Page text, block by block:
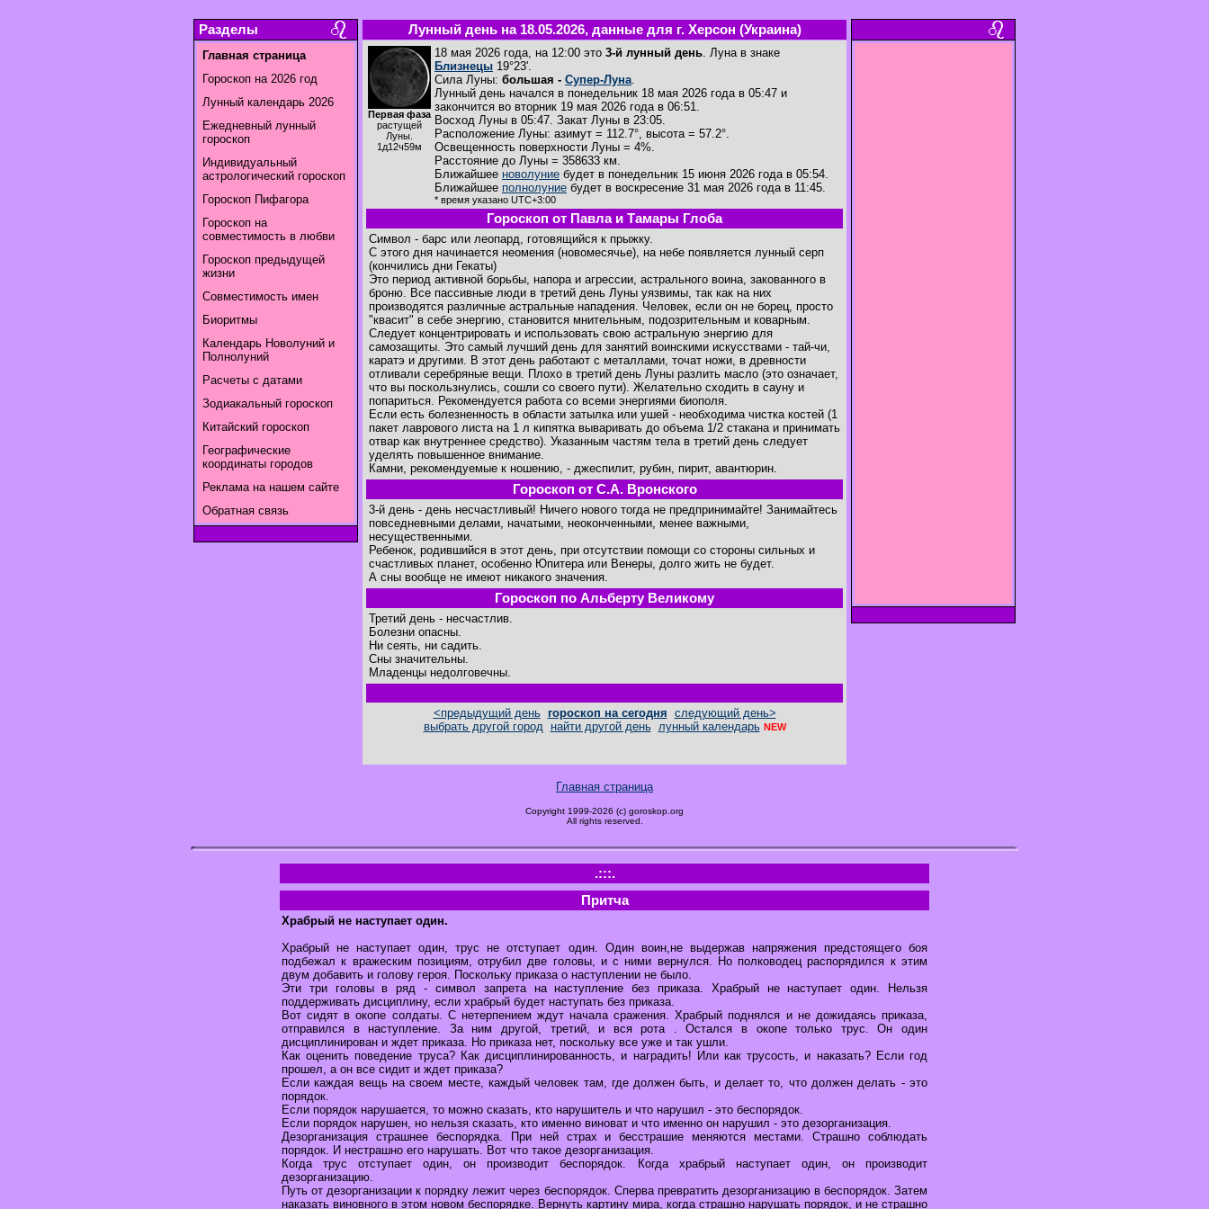
Разделы
Главная страница
Гороскоп на 2026 год
Лунный календарь 2026
Ежедневный лунный
гороскоп
Индивидуальный
астрологический гороскоп
Гороскоп Пифагора
Гороскоп на
совместимость в любви
Гороскоп предыдущей
жизни
Совместимость имен
Биоритмы
Календарь Новолуний и
Полнолуний
Расчеты с датами
Зодиакальный гороскоп
Китайский гороскоп
Географические
координаты городов
Реклама на нашем сайте
Обратная связь
Лунный день на 18.05.2026, данные для г. Херсон (Украина)
Первая фаза
растущей
Луны.
1д12ч59м
18 мая 2026 года, на 12:00 это 3-й лунный день. Луна в знаке
Близнецы 19°23'.
Сила Луны: большая - Супер-Луна.
Лунный день начался в понедельник 18 мая 2026 года в 05:47 и
закончится во вторник 19 мая 2026 года в 06:51.
Восход Луны в 05:47. Закат Луны в 23:05.
Расположение Луны: азимут = 112.7°, высота = 57.2°.
Освещенность поверхности Луны = 4%.
Расстояние до Луны = 358633 км.
Ближайшее новолуние будет в понедельник 15 июня 2026 года в 05:54.
Ближайшее полнолуние будет в воскресение 31 мая 2026 года в 11:45.
* время указано UTC+3:00
Гороскоп от Павла и Тамары Глоба
Символ - барс или леопард, готовящийся к прыжку.
С этого дня начинается неомения (новомесячье), на небе появляется лунный серп
(кончились дни Гекаты)
Это период активной борьбы, напора и агрессии, астрального воина, закованного в
броню. Все пассивные люди в третий день Луны уязвимы, так как на них
производятся различные астральные нападения. Человек, если он не борец, просто
"квасит" в себе энергию, становится мнительным, подозрительным и коварным.
Следует концентрировать и использовать свою астральную энергию для
самозащиты. Это самый лучший день для занятий воинскими искусствами - тай-чи,
каратэ и другими. В этот день работают с металлами, точат ножи, в древности
отливали серебряные вещи. Плохо в третий день Луны разлить масло (это означает,
что вы поскользнулись, сошли со своего пути). Желательно сходить в сауну и
попариться. Рекомендуется работа со всеми энергиями биополя.
Если есть болезненность в области затылка или ушей - необходима чистка костей (1
пакет лаврового листа на 1 л кипятка вываривать до объема 1/2 стакана и принимать
отвар как внутреннее средство). Указанным частям тела в третий день следует
уделять повышенное внимание.
Камни, рекомендуемые к ношению, - джеспилит, рубин, пирит, авантюрин.
Гороскоп от С.А. Вронского
3-й день - день несчастливый! Ничего нового тогда не предпринимайте! Занимайтесь
повседневными делами, начатыми, неоконченными, менее важными,
несущественными.
Ребенок, родившийся в этот день, при отсутствии помощи со стороны сильных и
счастливых планет, особенно Юпитера или Венеры, долго жить не будет.
А сны вообще не имеют никакого значения.
Гороскоп по Альберту Великому
Третий день - несчастлив.
Болезни опасны.
Ни сеять, ни садить.
Сны значительны.
Младенцы недолговечны.
<предыдущий день гороскоп на сегодня следующий день>
выбрать другой город
найти другой день лунный календарь NEW
Главная страница
Copyright 1999-2026 (c) goroskop.org
All rights reserved.
.:::.
Притча
Храбрый не наступает один.
Храбрый не наступает один, трус не отступает один. Один воин,не выдержав напряжения предстоящего боя
подбежал к вражеским позициям, отрубил две головы, и с ними вернулся. Но полководец распорядился к этим
двум добавить и голову героя. Поскольку приказа о наступлении не было.
Эти три головы в ряд - символ запрета на наступление без приказа. Храбрый не наступает один. Нельзя
поддерживать дисциплину, если храбрый будет наступать без приказа.
Вот сидят в окопе солдаты. С нетерпением ждут начала сражения. Храбрый поднялся и не дожидаясь приказа,
отправился в наступление. За ним другой, третий, и вся рота . Остался в окопе только трус. Он один
дисциплинирован и ждет приказа. Но приказа нет, поскольку все уже и так ушли.
Как оценить поведение труса? Как дисциплинированность, и наградить! Или как трусость, и наказать? Если год
прошел, а он все сидит и ждет приказа?
Если каждая вещь на своем месте, каждый человек там, где должен быть, и делает то, что должен делать - это
порядок.
Если порядок нарушается, то можно сказать, кто нарушитель и что нарушил - это беспорядок.
Если порядок нарушен, но нельзя сказать, кто именно виноват и что именно он нарушил - это дезорганизация.
Дезорганизация страшнее беспорядка. При ней страх и бесстрашие меняются местами. Страшно соблюдать
порядок. И нестрашно его нарушать. Вот что такое дезорганизация.
Когда трус отступает один, он производит беспорядок. Когда храбрый наступает один, он производит
дезорганизацию.
Путь от дезорганизации к порядку лежит через беспорядок. Сперва превратить дезорганизацию в беспорядок. Затем
наказать виновного в этом новом беспорядке. Вернуть картину мира, когда страшно нарушать порядок, и не страшно